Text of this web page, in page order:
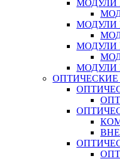
МОДУЛИ
МОДУЛИ
МОДУЛИ
МОДУЛИ